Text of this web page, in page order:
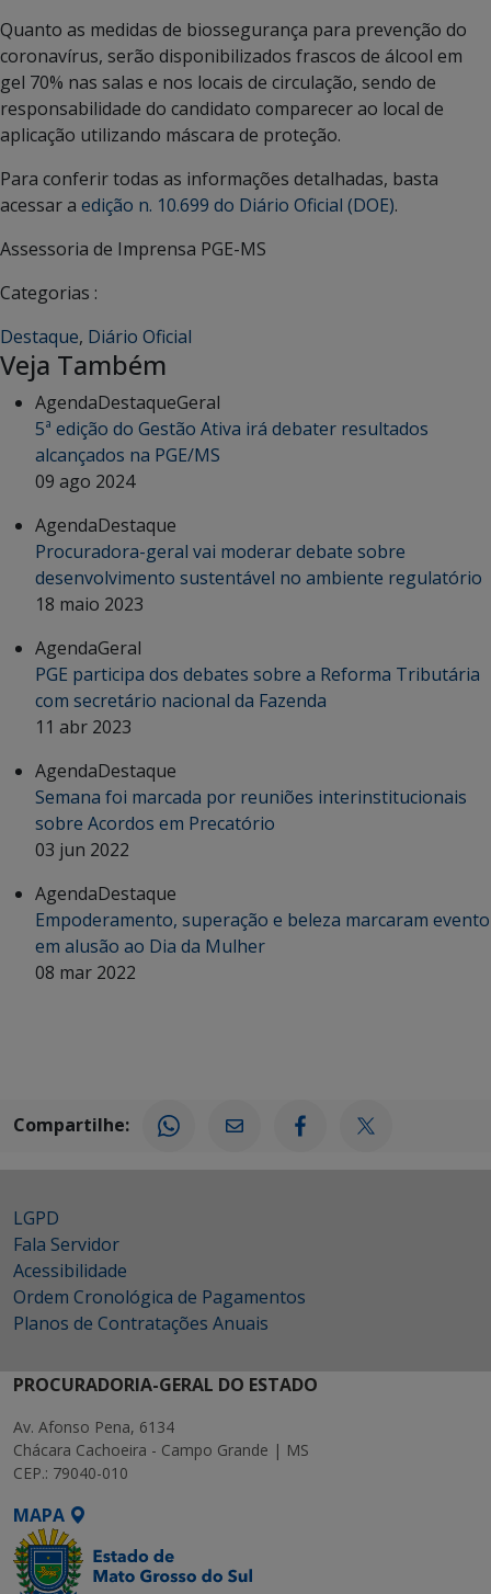
Quanto as medidas de biossegurança para prevenção do
coronavírus, serão disponibilizados frascos de álcool em
gel 70% nas salas e nos locais de circulação, sendo de
responsabilidade do candidato comparecer ao local de
aplicação utilizando máscara de proteção.
Para conferir todas as informações detalhadas, basta
acessar a edição n. 10.699 do Diário Oficial (DOE).
Assessoria de Imprensa PGE-MS
Categorias :
Destaque, Diário Oficial
Veja Também
AgendaDestaqueGeral
5ª edição do Gestão Ativa irá debater resultados
alcançados na PGE/MS
09 ago 2024
AgendaDestaque
Procuradora-geral vai moderar debate sobre
desenvolvimento sustentável no ambiente regulatório
18 maio 2023
AgendaGeral
PGE participa dos debates sobre a Reforma Tributária
com secretário nacional da Fazenda
11 abr 2023
AgendaDestaque
Semana foi marcada por reuniões interinstitucionais
sobre Acordos em Precatório
03 jun 2022
AgendaDestaque
Empoderamento, superação e beleza marcaram evento
em alusão ao Dia da Mulher
08 mar 2022
Compartilhe:
LGPD
Fala Servidor
Acessibilidade
Ordem Cronológica de Pagamentos
Planos de Contratações Anuais
PROCURADORIA-GERAL DO ESTADO
Av. Afonso Pena, 6134
Chácara Cachoeira - Campo Grande | MS
CEP.: 79040-010
MAPA